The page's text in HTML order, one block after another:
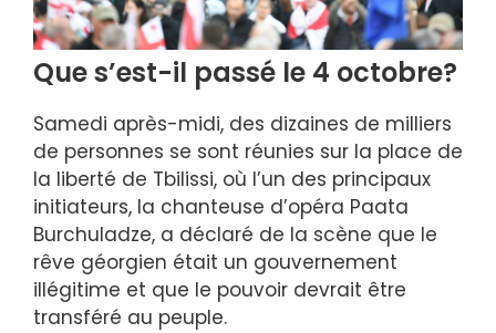
Que s’est-il passé le 4 octobre?
Samedi après-midi, des dizaines de milliers
de personnes se sont réunies sur la place de
la liberté de Tbilissi, où l’un des principaux
initiateurs, la chanteuse d’opéra Paata
Burchuladze, a déclaré de la scène que le
rêve géorgien était un gouvernement
illégitime et que le pouvoir devrait être
transféré au peuple.